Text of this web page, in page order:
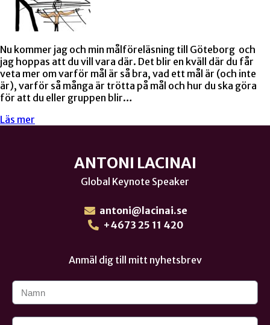
Nu kommer jag och min målföreläsning till Göteborg och
jag hoppas att du vill vara där. Det blir en kväll där du får
veta mer om varför mål är så bra, vad ett mål är (och inte
är), varför så många är trötta på mål och hur du ska göra
för att du eller gruppen blir…
Läs mer
ANTONI LACINAI
Global Keynote Speaker
antoni@lacinai.se
+4673 25 11 420
Anmäl dig till mitt nyhetsbrev